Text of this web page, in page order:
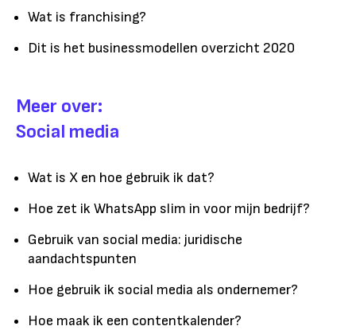
Wat is franchising?
Dit is het businessmodellen overzicht 2020
Meer over:
Social media
Wat is X en hoe gebruik ik dat?
Hoe zet ik WhatsApp slim in voor mijn bedrijf?
Gebruik van social media: juridische
aandachtspunten
Hoe gebruik ik social media als ondernemer?
Hoe maak ik een contentkalender?